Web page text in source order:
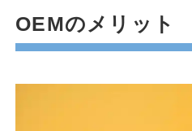
OEMのメリット